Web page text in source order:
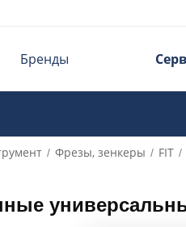
Бренды
/ Фрезы, зенкеры / FIT /